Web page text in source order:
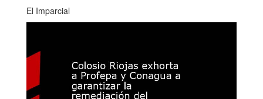
El Imparcial